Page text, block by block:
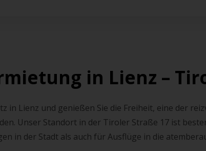
in Lienz –
in Lienz und genießen Sie die Freiheit, eine der
Unser Standort in der Tiroler Straße 17 ist
in der Stadt als auch für Ausflüge in die